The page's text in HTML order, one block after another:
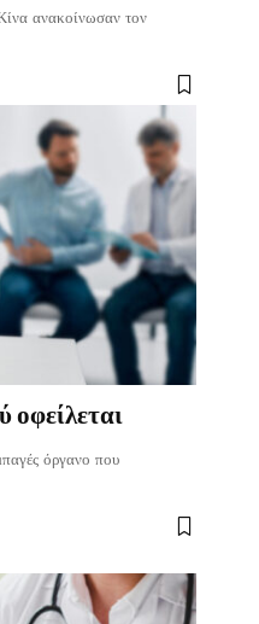
ανακοίνωσαν τον
οφείλεται
όργανο που